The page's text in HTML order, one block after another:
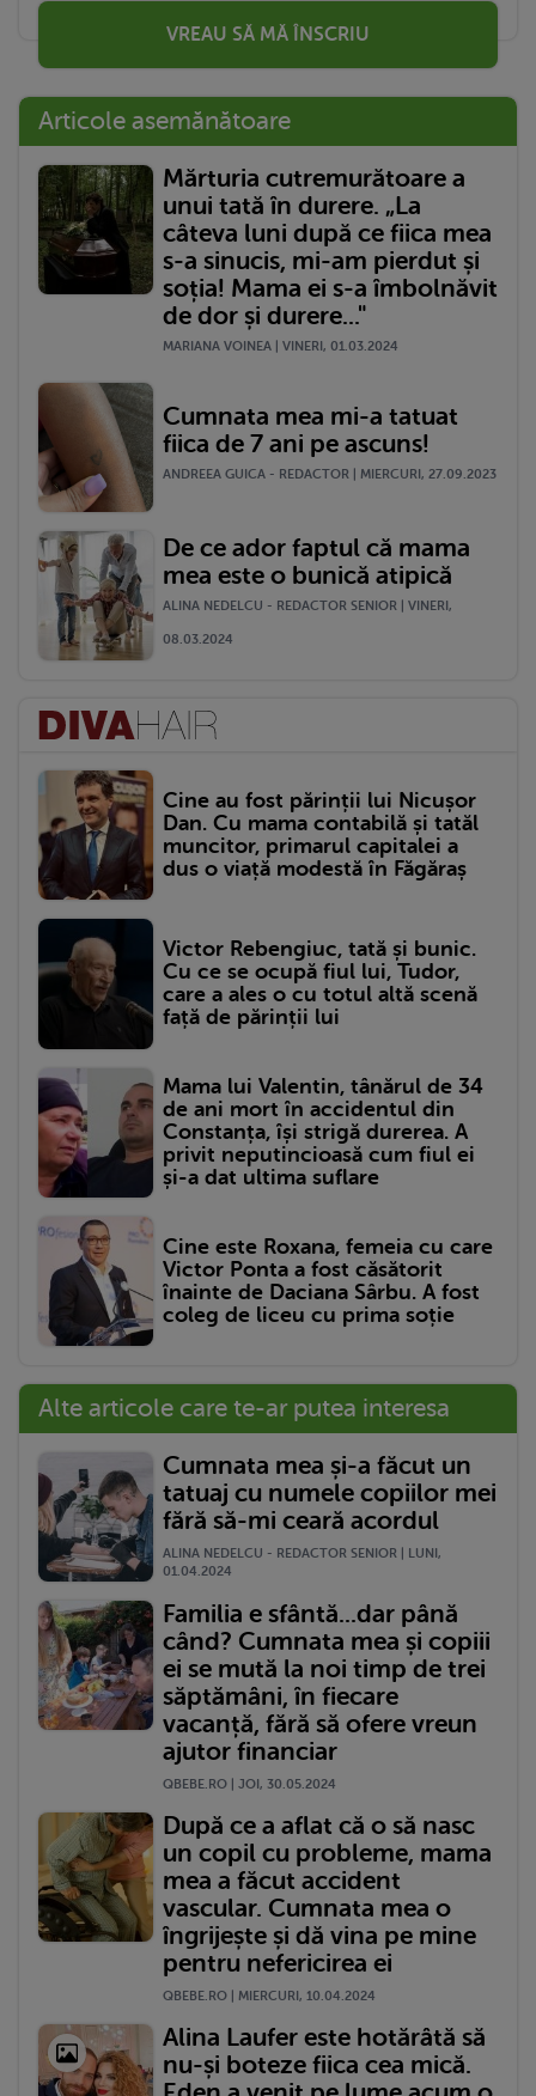
VREAU SĂ MĂ ÎNSCRIU
Articole asemănătoare
Mărturia cutremurătoare a
unui tată în durere. „La
câteva luni după ce fiica mea
s-a sinucis, mi-am pierdut și
soția! Mama ei s-a îmbolnăvit
de dor și durere..."
MARIANA VOINEA | VINERI, 01.03.2024
Cumnata mea mi-a tatuat
fiica de 7 ani pe ascuns!
ANDREEA GUICA - REDACTOR | MIERCURI, 27.09.2023
De ce ador faptul că mama
mea este o bunică atipică
ALINA NEDELCU - REDACTOR SENIOR | VINERI,
08.03.2024
Cine au fost părinții lui Nicușor
Dan. Cu mama contabilă și tatăl
muncitor, primarul capitalei a
dus o viață modestă în Făgăraș
Victor Rebengiuc, tată și bunic.
Cu ce se ocupă fiul lui, Tudor,
care a ales o cu totul altă scenă
față de părinții lui
Mama lui Valentin, tânărul de 34
de ani mort în accidentul din
Constanța, își strigă durerea. A
privit neputincioasă cum fiul ei
și-a dat ultima suflare
Cine este Roxana, femeia cu care
Victor Ponta a fost căsătorit
înainte de Daciana Sârbu. A fost
coleg de liceu cu prima soție
Alte articole care te-ar putea interesa
Cumnata mea și-a făcut un
tatuaj cu numele copiilor mei
fără să-mi ceară acordul
ALINA NEDELCU - REDACTOR SENIOR | LUNI,
01.04.2024
Familia e sfântă...dar până
când? Cumnata mea și copiii
ei se mută la noi timp de trei
săptămâni, în fiecare
vacanță, fără să ofere vreun
ajutor financiar
QBEBE.RO | JOI, 30.05.2024
După ce a aflat că o să nasc
un copil cu probleme, mama
mea a făcut accident
vascular. Cumnata mea o
îngrijește și dă vina pe mine
pentru nefericirea ei
QBEBE.RO | MIERCURI, 10.04.2024
Alina Laufer este hotărâtă să
nu-și boteze fiica cea mică.